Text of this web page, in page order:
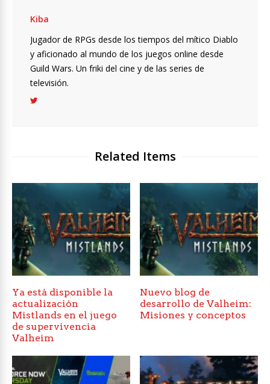
Kiba
Jugador de RPGs desde los tiempos del mítico Diablo
y aficionado al mundo de los juegos online desde
Guild Wars. Un friki del cine y de las series de
televisión.
Related Items
Ya está disponible la
actualización
Mistlands en el juego
de supervivencia
Valheim
Nuevo blog de
desarrollo de Valheim:
Misiones y conceptos